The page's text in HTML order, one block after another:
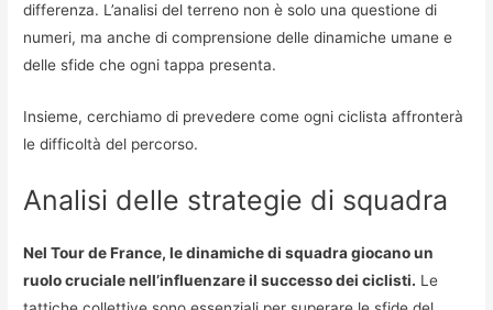
differenza. L’analisi del terreno non è solo una questione di
numeri, ma anche di comprensione delle dinamiche umane e
delle sfide che ogni tappa presenta.
Insieme, cerchiamo di prevedere come ogni ciclista affronterà
le difficoltà del percorso.
Analisi delle strategie di squadra
Nel Tour de France, le dinamiche di squadra giocano un
ruolo cruciale nell’influenzare il successo dei ciclisti. Le